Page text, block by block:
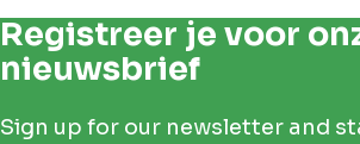
Registreer je voor
nieuwsbrief
Sign up for our newsletter and